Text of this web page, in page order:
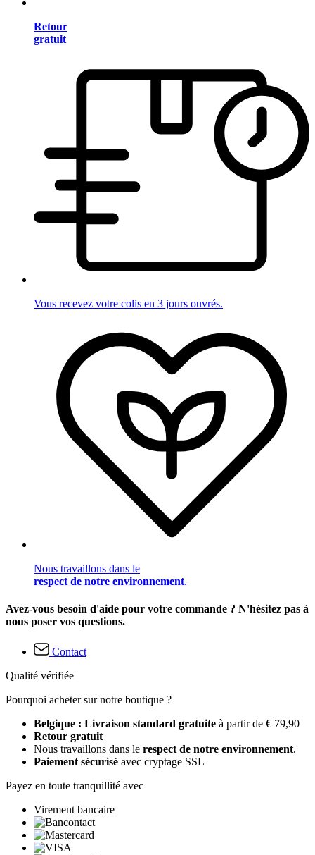
Retour
gratuit
Vous recevez votre colis en 3 jours ouvrés.
Nous travaillons dans le
respect de notre environnement.
Avez-vous besoin d'aide pour votre commande ? N'hésitez pas à
nous poser vos questions.
Contact
Qualité vérifiée
Pourquoi acheter sur notre boutique ?
Belgique : Livraison standard gratuite à partir de € 79,90
Retour gratuit
Nous travaillons dans le respect de notre environnement.
Paiement sécurisé avec cryptage SSL
Payez en toute tranquillité avec
Virement bancaire